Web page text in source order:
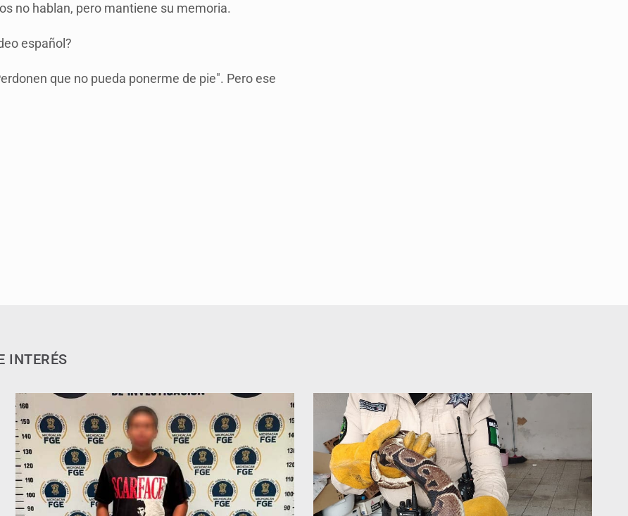
no hablan, pero mantiene su memoria.
español?
que no pueda ponerme de pie". Pero ese
INTERÉS